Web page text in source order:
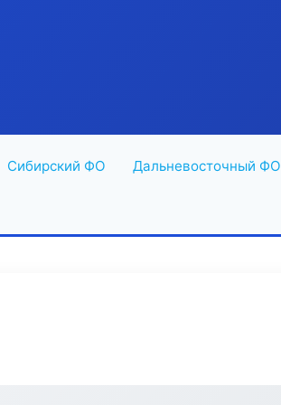
Сибирский ФО Дальневосточный ФО